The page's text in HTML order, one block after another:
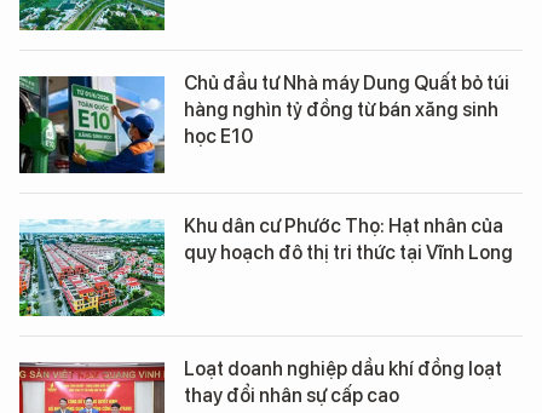
Chủ đầu tư Nhà máy Dung Quất bỏ túi
hàng nghìn tỷ đồng từ bán xăng sinh
học E10
Khu dân cư Phước Thọ: Hạt nhân của
quy hoạch đô thị tri thức tại Vĩnh Long
Loạt doanh nghiệp dầu khí đồng loạt
thay đổi nhân sự cấp cao